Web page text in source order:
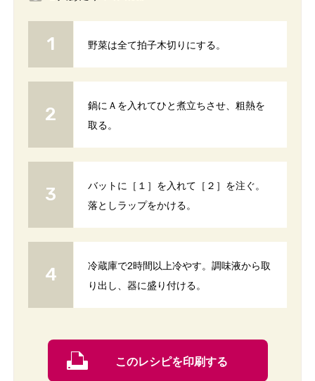
野菜は全て拍子木切りにする。
鍋にＡを入れてひと煮立ちさせ、粗熱を
取る。
バットに［１］を入れて［２］を注ぐ。
落としラップをかける。
冷蔵庫で2時間以上冷やす。調味液から取
り出し、器に盛り付ける。
このレシピを印刷する